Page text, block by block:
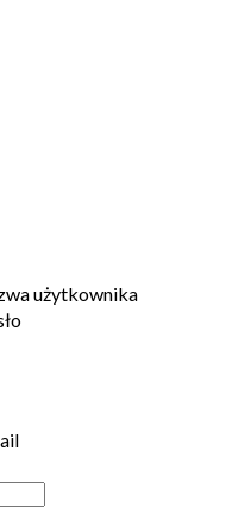
użytkownika